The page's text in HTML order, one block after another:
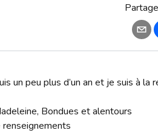
un peu plus d’un an et je suis à
Bondues et alentours
renseignements